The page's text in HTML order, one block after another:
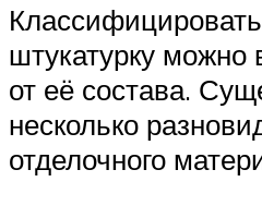
штукатурку можно
от её состава.
несколько
отделочного